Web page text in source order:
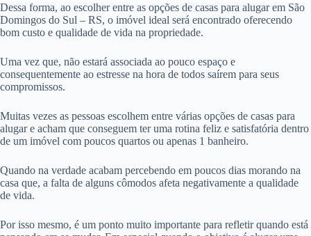
Dessa forma, ao escolher entre as opções de casas para alugar em São
Domingos do Sul – RS, o imóvel ideal será encontrado oferecendo
bom custo e qualidade de vida na propriedade.
Uma vez que, não estará associada ao pouco espaço e
consequentemente ao estresse na hora de todos saírem para seus
compromissos.
Muitas vezes as pessoas escolhem entre várias opções de casas para
alugar e acham que conseguem ter uma rotina feliz e satisfatória dentro
de um imóvel com poucos quartos ou apenas 1 banheiro.
Quando na verdade acabam percebendo em poucos dias morando na
casa que, a falta de alguns cômodos afeta negativamente a qualidade
de vida.
Por isso mesmo, é um ponto muito importante para refletir quando está